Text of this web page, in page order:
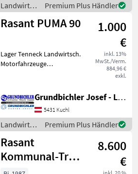
Landwirtsch.
Motorfahrzeuge
/ Rasant
Premium Plus Händler
Rasant PUMA 90
1.000
€
inkl. 13%
MwSt./Verm.
884,96 €
exkl.
Lager Tenneck Landwirtsch.
Motorfahrzeuge
Grundbichler Josef - Landmaschinen
5431 Kuchl
Landwirtsch.
Motorfahrzeuge
/ Rasant
Premium Plus Händler
Rasant
Kommunal-Trak
1703
8.600
€